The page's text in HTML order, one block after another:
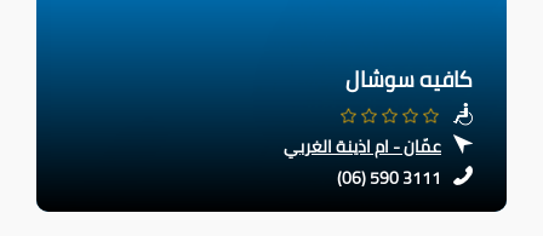
كافيه سوشال
عمّان - ام اذينة الغربي
(06) 590 3111